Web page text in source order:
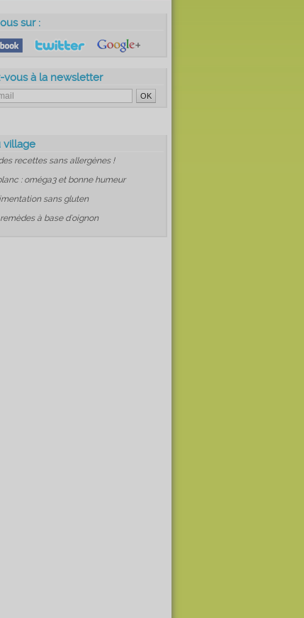
sur :
vous à la newsletter
village
recettes sans allergènes !
: oméga3 et bonne humeur
sans gluten
à base d'oignon